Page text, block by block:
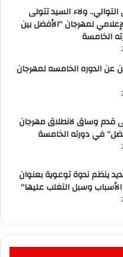
التوالي.. ولاء السيد تتولى
لمهرجان “الأفضل بين
الخامسة
الدوره الخامسه لمهرجان
قدم وساق لانطلاق مهرجان
في دورته الخامسة
ينظم ندوة توعوية بعنوان
وسبل التغلب عليها”